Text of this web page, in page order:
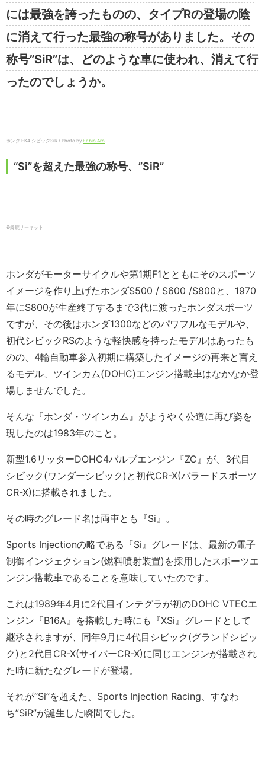
には最強を誇ったものの、タイプRの登場の陰
に消えて行った最強の称号がありました。その
称号”SiR”は、どのような車に使われ、消えて行
ったのでしょうか。
ホンダ EK4 シビックSiR / Photo by Fabio Aro
“Si”を超えた最強の称号、”SiR”
©鈴鹿サーキット
ホンダがモーターサイクルや第1期F1とともにそのスポーツ
イメージを作り上げたホンダS500 / S600 /S800と、1970
年にS800が生産終了するまで3代に渡ったホンダスポーツ
ですが、その後はホンダ1300などのパワフルなモデルや、
初代シビックRSのような軽快感を持ったモデルはあったも
のの、4輪自動車参入初期に構築したイメージの再来と言え
るモデル、ツインカム(DOHC)エンジン搭載車はなかなか登
場しませんでした。
そんな『ホンダ・ツインカム』がようやく公道に再び姿を
現したのは1983年のこと。
新型1.6リッターDOHC4バルブエンジン『ZC』が、3代目
シビック(ワンダーシビック)と初代CR-X(バラードスポーツ
CR-X)に搭載されました。
その時のグレード名は両車とも『Si』。
Sports Injectionの略である『Si』グレードは、最新の電子
制御インジェクション(燃料噴射装置)を採用したスポーツエ
ンジン搭載車であることを意味していたのです。
これは1989年4月に2代目インテグラが初のDOHC VTECエ
ンジン『B16A』を搭載した時にも『XSi』グレードとして
継承されますが、同年9月に4代目シビック(グランドシビッ
ク)と2代目CR-X(サイバーCR-X)に同じエンジンが搭載され
た時に新たなグレードが登場。
それが“Si”を超えた、Sports Injection Racing、すなわ
ち”SiR”が誕生した瞬間でした。